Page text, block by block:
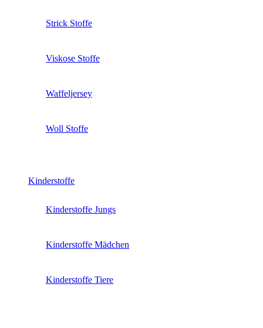
Strick Stoffe
Viskose Stoffe
Waffeljersey
Woll Stoffe
Kinderstoffe
Kinderstoffe Jungs
Kinderstoffe Mädchen
Kinderstoffe Tiere